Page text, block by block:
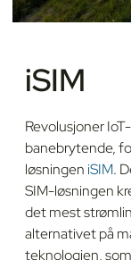
iSIM
Revolusjoner
banebrytende,
løsningen iSIM.
SIM-løsningen
det mest
alternativet på
teknologien,